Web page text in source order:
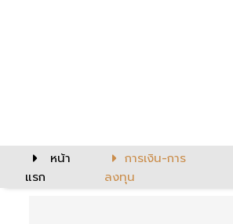
หน้า
แรก
การเงิน-การ
ลงทุน